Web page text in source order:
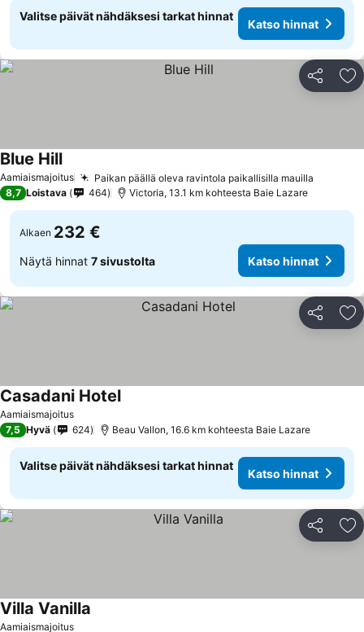
Valitse päivät nähdäksesi tarkat hinnat
Katso hinnat
Jaa
Aamiaismajoitus Paikan päällä oleva ravintola paikallisilla mauilla
Blue Hill
8,7 Loistava 464 Victoria, 13.1 km kohteesta Baie Lazare
Alkaen 232 €
Näytä hinnat 7 sivustolta Katso hinnat
Jaa
Aamiaismajoitus
Casadani Hotel
7,5 Hyvä 624 Beau Vallon, 16.6 km kohteesta Baie Lazare
Valitse päivät nähdäksesi tarkat hinnat
Katso hinnat
Jaa
Aamiaismajoitus
Villa Vanilla